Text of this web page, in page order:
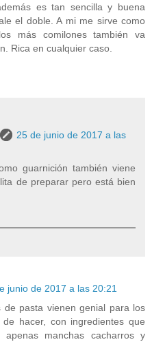
es tan sencilla y buena
el doble. A mi me sirve como
más comilones también va
Rica en cualquier caso.
25 de junio de 2017 a las
guarnición también viene
de preparar pero está bien
junio de 2017 a las 20:21
de pasta vienen genial para los
hacer, con ingredientes que
manchas cacharros y